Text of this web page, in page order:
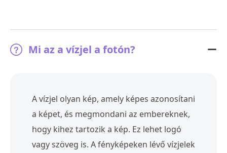
Mi az a vízjel a fotón?
A vízjel olyan kép, amely képes azonosítani
a képet, és megmondani az embereknek,
hogy kihez tartozik a kép. Ez lehet logó
vagy szöveg is. A fényképeken lévő vízjelek